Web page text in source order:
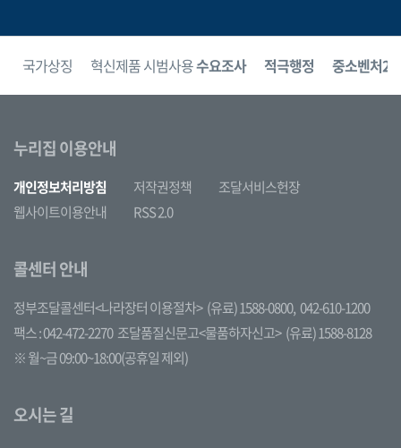
국가상징 혁신제품 시범사용수요조사 적극행정 중소벤처24
누리집 이용안내
개인정보처리방침 저작권정책
조달서비스헌장
웹사이트이용안내
RSS 2.0
콜센터 안내
정부조달콜센터<나라장터 이용절차> (유료) 1588-0800, 042-610-1200
팩스 : 042-472-2270 조달품질신문고<물품하자신고> (유료) 1588-8128
※ 월~금 09:00~18:00(공휴일 제외)
오시는 길